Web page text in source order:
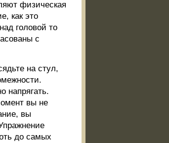
физическая
как это
головой то
с
на стул,
напрягать.
вы не
вы
до самых